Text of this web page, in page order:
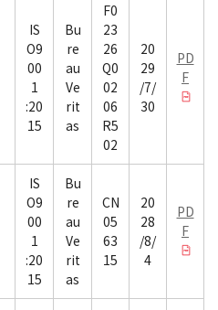
IS
O9
00
1
:20
15
Bu
re
au
Ve
rit
as
F0
23
26
Q0
02
06
R5
02
20
29
/7/
30
PD
F
IS
O9
00
1
:20
15
Bu
re
au
Ve
rit
as
CN
05
63
15
20
28
/8/
4
PD
F